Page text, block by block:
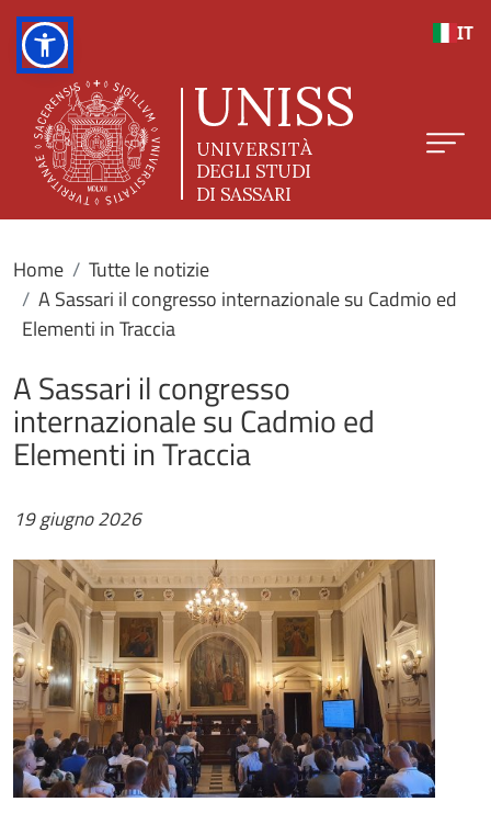
IT
Home
Tutte le notizie
A Sassari il congresso internazionale su Cadmio ed
Elementi in Traccia
A Sassari il congresso
internazionale su Cadmio ed
Elementi in Traccia
19 giugno 2026